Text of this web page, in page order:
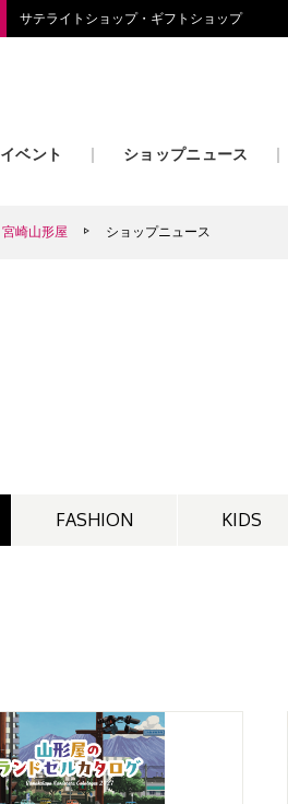
サテライトショップ・ギフトショップ
イベント ショップニュース
宮崎山形屋 ショップニュース
FASHION KIDS